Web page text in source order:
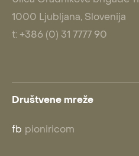
1000 Ljubljana, Slovenija
t: +386 (0) 31 7777 90
Društvene mreže
fb pioniricom